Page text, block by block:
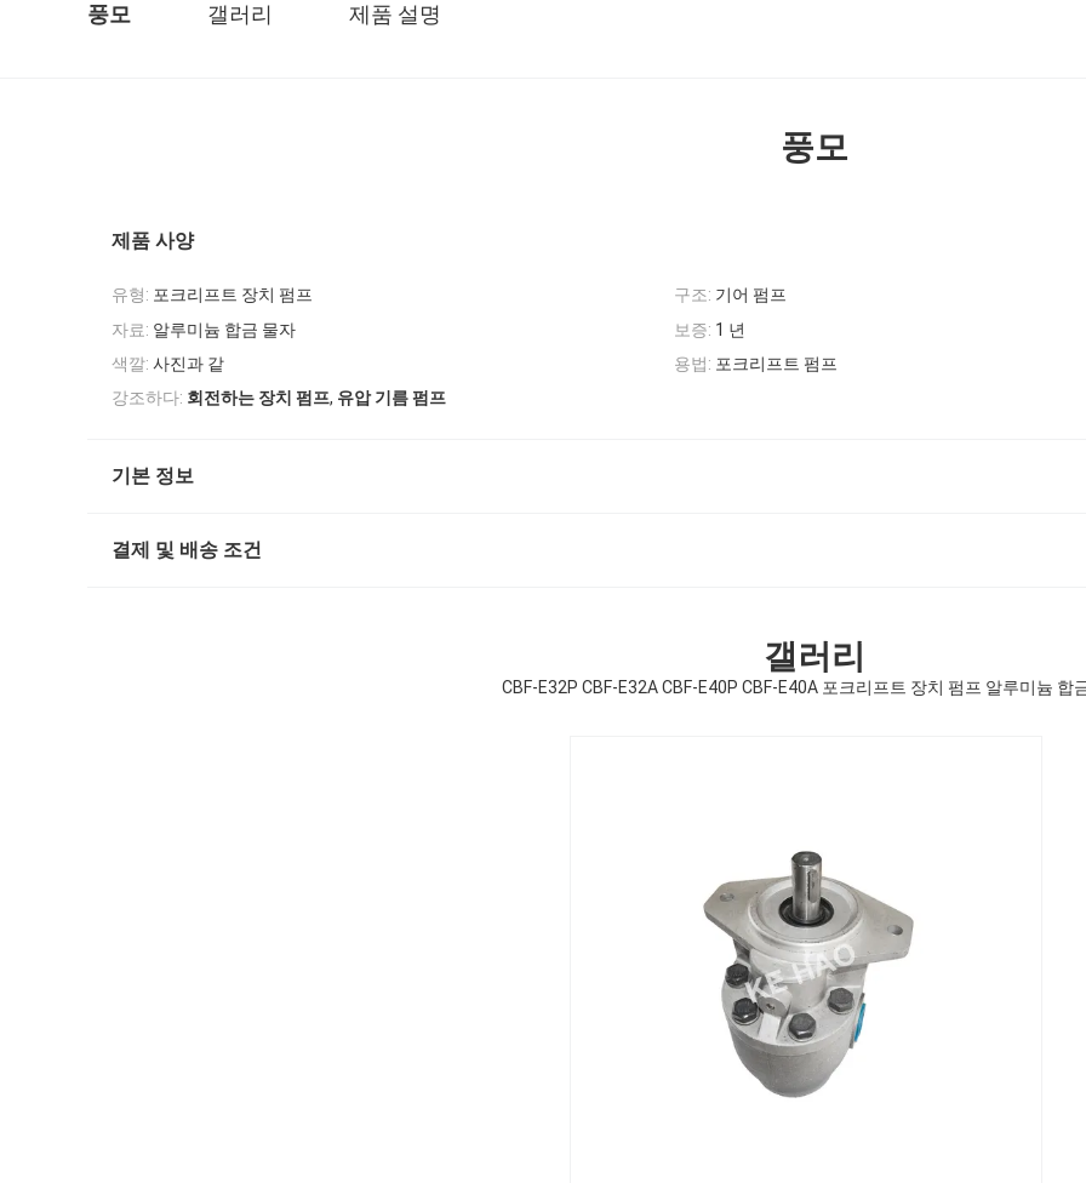
풍모 갤러리 제품 설명
풍모
제품 사양
유형: 포크리프트 장치 펌프 구조: 기어 펌프
자료: 알루미늄 합금 물자 보증: 1 년
색깔: 사진과 같 용법: 포크리프트 펌프
강조하다: 회전하는 장치 펌프, 유압 기름 펌프
기본 정보
결제 및 배송 조건
갤러리
CBF-E32P CBF-E32A CBF-E40P CBF-E40A 포크리프트 장치 펌프 알루미늄 합